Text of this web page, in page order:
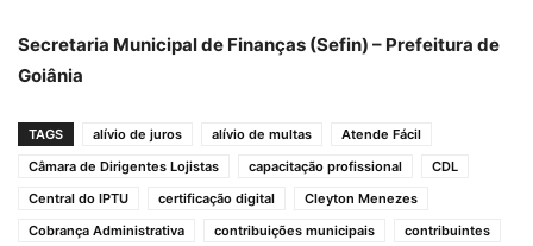
Secretaria Municipal de Finanças (Sefin) – Prefeitura de
Goiânia
TAGS alívio de juros alívio de multas
Atende Fácil
Câmara de Dirigentes Lojistas
capacitação profissional
CDL
Central do IPTU
certificação digital
Cleyton Menezes
Cobrança Administrativa
contribuições municipais
contribuintes